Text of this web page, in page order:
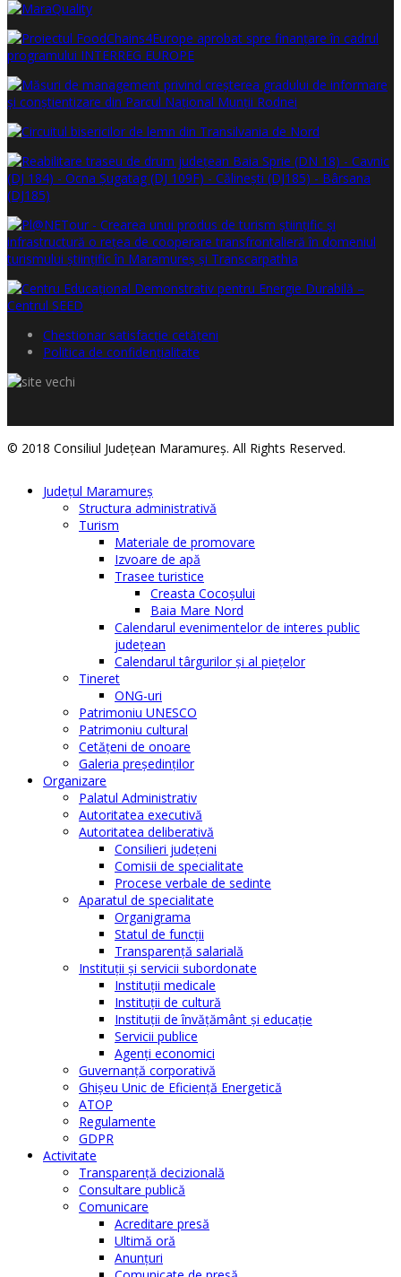
Chestionar satisfacţie cetăţeni
Politica de confidențialitate
© 2018 Consiliul Judeţean Maramureş. All Rights Reserved.
Judeţul Maramureş
Structura administrativă
Turism
Materiale de promovare
Izvoare de apă
Trasee turistice
Creasta Cocoșului
Baia Mare Nord
Calendarul evenimentelor de interes public
judeţean
Calendarul târgurilor şi al pieţelor
Tineret
ONG-uri
Patrimoniu UNESCO
Patrimoniu cultural
Cetăţeni de onoare
Galeria președinților
Organizare
Palatul Administrativ
Autoritatea executivă
Autoritatea deliberativă
Consilieri judeţeni
Comisii de specialitate
Procese verbale de sedinte
Aparatul de specialitate
Organigrama
Statul de funcții
Transparență salarială
Instituţii şi servicii subordonate
Instituţii medicale
Instituţii de cultură
Instituţii de învăţământ şi educaţie
Servicii publice
Agenţi economici
Guvernanță corporativă
Ghişeu Unic de Eficienţă Energetică
ATOP
Regulamente
GDPR
Activitate
Transparenţă decizională
Consultare publică
Comunicare
Acreditare presă
Ultimă oră
Anunţuri